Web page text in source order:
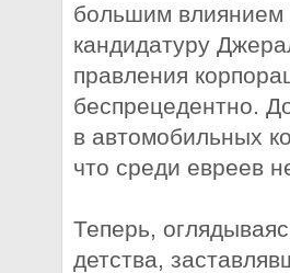
большим влиянием
кандидатуру
правления
беспрецедентно.
в автомобильных
что среди евреев
Теперь,
детства,